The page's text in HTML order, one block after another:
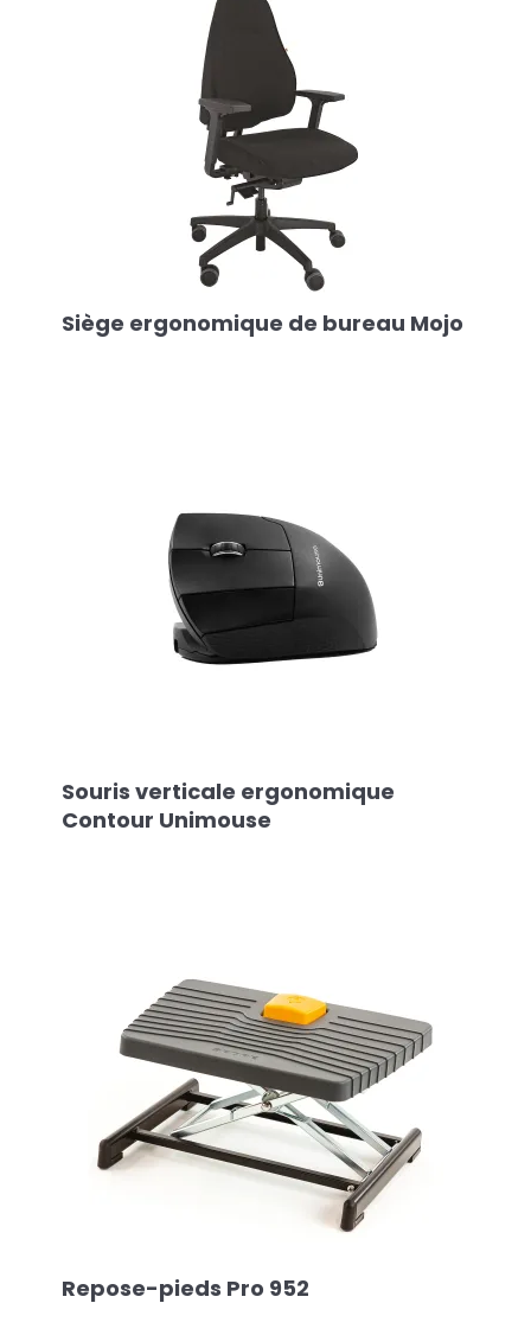
Siège ergonomique de bureau Mojo
Souris verticale ergonomique
Contour Unimouse
Repose-pieds Pro 952